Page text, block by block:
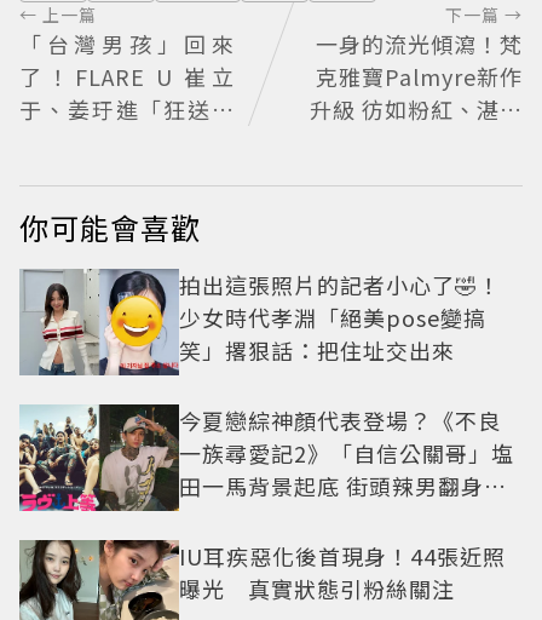
← 上一篇
「台灣男孩」回來
了！FLARE U 崔立
于、姜玗進「狂送臉
TH開幕活動
下一篇 →
一身的流光傾瀉！梵
克雅寶Palmyre新作
升級 彷如粉紅、湛藍
你可能會喜歡
拍出這張照片的記者小心了🤣！
少女時代孝淵「絕美pose變搞
笑」撂狠話：把住址交出來
今夏戀綜神顏代表登場？《不良
一族尋愛記2》「自信公關哥」塩
田一馬背景起底 街頭辣男翻身當
IU耳疾惡化後首現身！44張近照
曝光 真實狀態引粉絲關注